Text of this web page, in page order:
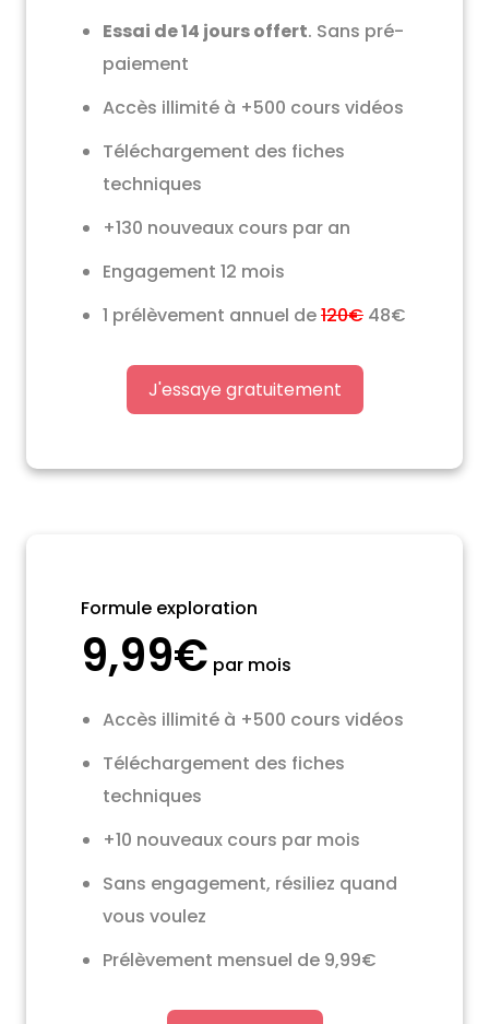
Essai de 14 jours offert. Sans pré-
paiement
Accès illimité à +500 cours vidéos
Téléchargement des fiches
techniques
+130 nouveaux cours par an
Engagement 12 mois
1 prélèvement annuel de120€ 48€
J'essaye gratuitement
Formule exploration
9,99€ par mois
Accès illimité à +500 cours vidéos
Téléchargement des fiches
techniques
+10 nouveaux cours par mois
Sans engagement, résiliez quand
vous voulez
Prélèvement mensuel de 9,99€